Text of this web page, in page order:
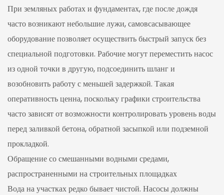
При земляных работах и ​​фундаментах, где после дождя
часто возникают небольшие лужи, самовсасывающее
оборудование позволяет осуществить быстрый запуск без
специальной подготовки. Рабочие могут переместить насос
из одной точки в другую, подсоединить шланг и
возобновить работу с меньшей задержкой. Такая
оперативность ценна, поскольку графики строительства
часто зависят от возможности контролировать уровень воды
перед заливкой бетона, обратной засыпкой или подземной
прокладкой.
Обращение со смешанными водными средами,
распространенными на строительных площадках
Вода на участках редко бывает чистой. Насосы должны